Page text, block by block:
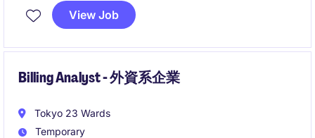
レコム業界での秘書業務経験を活かし、組織の成功に
貢献できる方を募集しています。
View Job
Billing Analyst - 外資系企業
Tokyo 23 Wards
Temporary